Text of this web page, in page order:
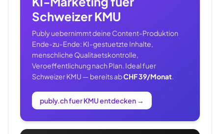
Schweizer KMU
Publy uebernimmt deine Content-Produktion
Ende-zu-Ende: KI-gestuetzte Inhalte,
menschliche Qualitaetskontrolle,
Veroeffentlichung nach Plan. Ideal fuer
Schweizer KMU — bereits abCHF 39/Monat.
publy.ch fuer KMU entdecken →